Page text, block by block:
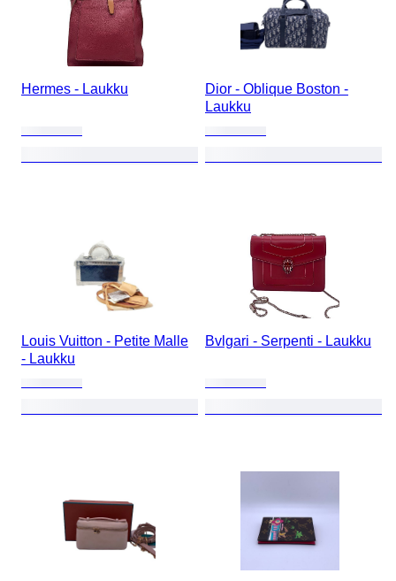
Hermes - Laukku
Dior - Oblique Boston -
Laukku
Louis Vuitton - Petite Malle
- Laukku
Bvlgari - Serpenti - Laukku